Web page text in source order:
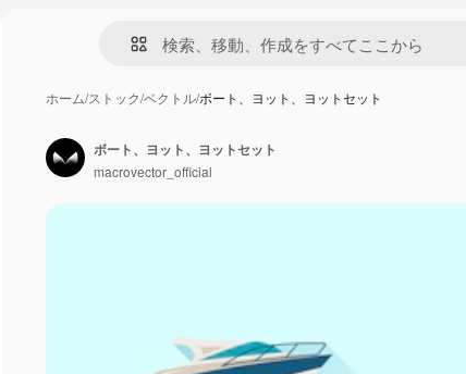
ホーム/ストック/ベクトル/ボート、ヨット、ヨットセット
ボート、ヨット、ヨットセット
macrovector_official